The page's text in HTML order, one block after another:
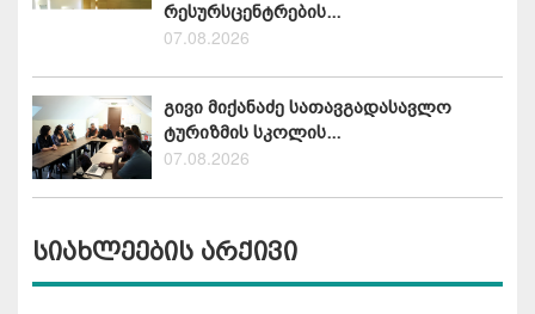
რესურსცენტრების...
07.08.2026
გივი მიქანაძე სათავგადასავლო
ტურიზმის სკოლის...
07.08.2026
სიახლეების არქივი